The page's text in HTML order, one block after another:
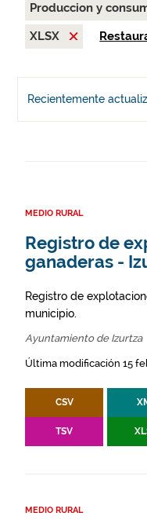
Produccion y
XLSX
Recientemente
MEDIO RURAL
Registro de
ganaderas -
Registro de
municipio.
Ayuntamiento de Izurtza
Última modificación 15
CSV
TSV
MEDIO RURAL